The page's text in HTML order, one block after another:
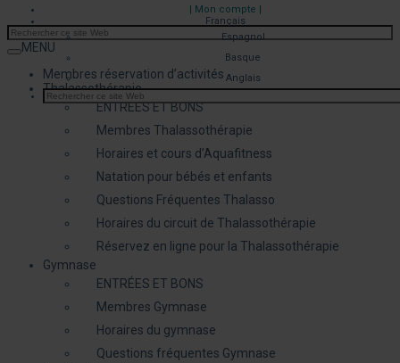
| Mon compte |
Français
Espagnol
Basque
Anglais
MENU
Membres réservation d’activités
Thalassothérapie
ENTRÉES ET BONS
Membres Thalassothérapie
Horaires et cours d’Aquafitness
Natation pour bébés et enfants
Questions Fréquentes Thalasso
Horaires du circuit de Thalassothérapie
Réservez en ligne pour la Thalassothérapie
Gymnase
ENTRÉES ET BONS
Membres Gymnase
Horaires du gymnase
Questions fréquentes Gymnase